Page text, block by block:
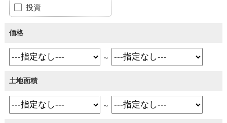
投資
価格
～
土地面積
～